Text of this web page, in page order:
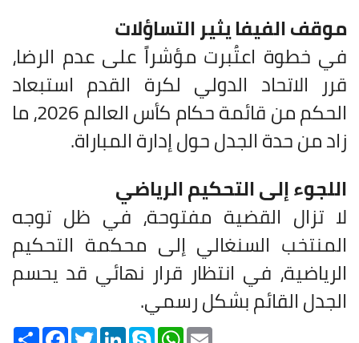
موقف الفيفا يثير التساؤلات
في خطوة اعتُبرت مؤشراً على عدم الرضا،
قرر الاتحاد الدولي لكرة القدم استبعاد
الحكم من قائمة حكام كأس العالم 2026، ما
زاد من حدة الجدل حول إدارة المباراة.
اللجوء إلى التحكيم الرياضي
لا تزال القضية مفتوحة، في ظل توجه
المنتخب السنغالي إلى محكمة التحكيم
الرياضية، في انتظار قرار نهائي قد يحسم
الجدل القائم بشكل رسمي.
Share FacebookTwitterLinkedInSkype WhatsApp